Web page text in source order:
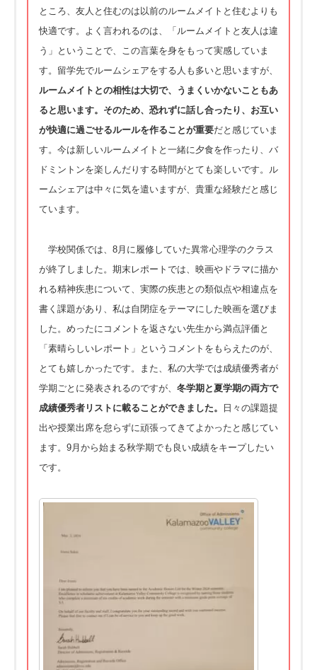
ところ、友人と住むのは以前のルームメイトと住むよりも
快適です。よく言われるのは、「ルームメイトと友人は違
う」ということで、この言葉を身をもって実感していま
す。留学先でルームシェアをする人も多いと思いますが、
ルームメイトとの相性は大切で、うまくいかないこともあ
ると思います。そのため、恐れずに話し合ったり、お互い
が快適に過ごせるルールを作ることが重要だと感じていま
す。今は新しいルームメイトと一緒に夕食を作ったり、バ
ドミントンを楽しんだりする時間がとても楽しいです。ル
ームシェアは中々に気を遣いますが、貴重な経験だと感じ
ています。
学校関係では、8月に履修していた異常心理学のクラス
が終了しました。期末レポートでは、映画やドラマに描か
れる精神疾患について、実際の疾患との類似点や相違点を
書く課題があり、私は自閉症をテーマにした映画を選びま
した。めったにコメントを返さない先生から満点評価と
「素晴らしいレポート」というコメントをもらえたのが、
とても嬉しかったです。また、私の大学では成績優秀者が
学期ごとに発表されるのですが、 冬学期と夏学期の両方で
成績優秀者リストに載ることができました。
日々の課題提
出や授業出席を怠らずに頑張ってきてよかったと感じてい
ます。9月から始まる秋学期でも良い成績をキープしたい
です。